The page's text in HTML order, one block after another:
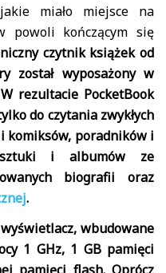
miało miejsce na
powoli kończącym się
czytnik książek od
został wyposażony w
rezultacie PocketBook
do czytania zwykłych
komiksów, poradników i
sztuki i albumów ze
biografii oraz
.
wbudowane
1 GHz, 1 GB pamięci